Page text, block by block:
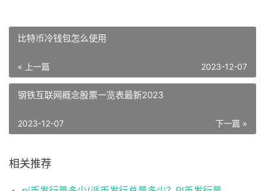
比特币冷钱包怎么使用
« 上一篇 2023-12-07
钢铁互联网概念股票一览表最新2023
下一篇 »
2023-12-07
相关推荐